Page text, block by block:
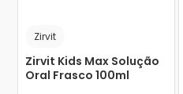
Zirvit
Zirvit Kids Max Solução
Oral Frasco 100ml